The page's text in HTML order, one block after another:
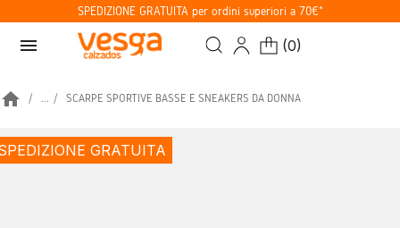
SPEDIZIONE GRATUITA per ordini superiori a 70€*
menu (0)
home ... SCARPE SPORTIVE BASSE E SNEAKERS DA DONNA
GRATUITA